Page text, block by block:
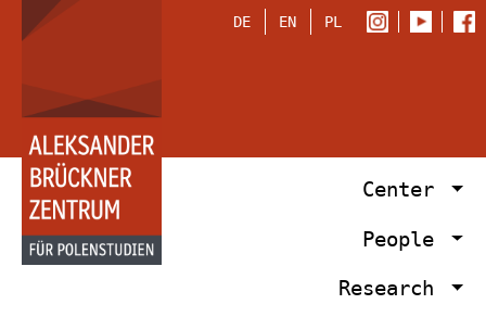
DE EN PL
Center
People
Research